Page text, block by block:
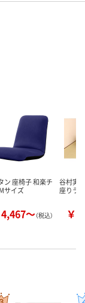
ン 座椅子 和楽チ
サイズ
～（税込）
谷村実
座りラ
￥